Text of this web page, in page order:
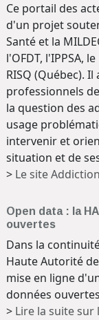
Ce portail des
d'un projet
Santé et la
l'OFDT, l'IPPSA,
RISQ (Québec).
professionnels
la question des
usage
intervenir et
situation et de
> Le site
Open data : la
ouvertes
Dans la
Haute Autorité
mise en ligne
données
> Lire la suite sur